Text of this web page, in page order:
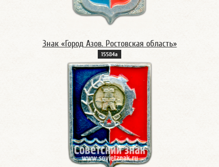
Знак «Город Азов. Ростовская область»
15584а